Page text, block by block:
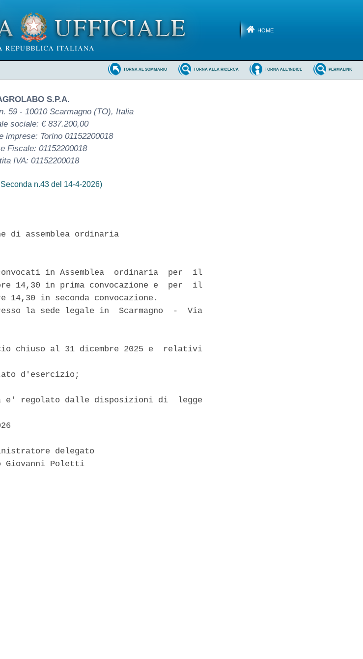
HOME
PERMALINK
TORNA ALL'INDICE
TORNA ALLA RICERCA
TORNA AL SOMMARIO
S.P.A.
59 - 10010 Scarmagno (TO), Italia
sociale: € 837.200,00
imprese: Torino 01152200018
Fiscale: 01152200018
IVA: 01152200018
n.43 del 14-4-2026)
di assemblea ordinaria
in Assemblea  ordinaria  per  il
14,30 in prima convocazione e  per  il
14,30 in seconda convocazione.
la sede legale in  Scarmagno  -  Via
chiuso al 31 dicembre 2025 e  relativi
d'esercizio;
e' regolato dalle disposizioni di  legge
delegato
Giovanni Poletti